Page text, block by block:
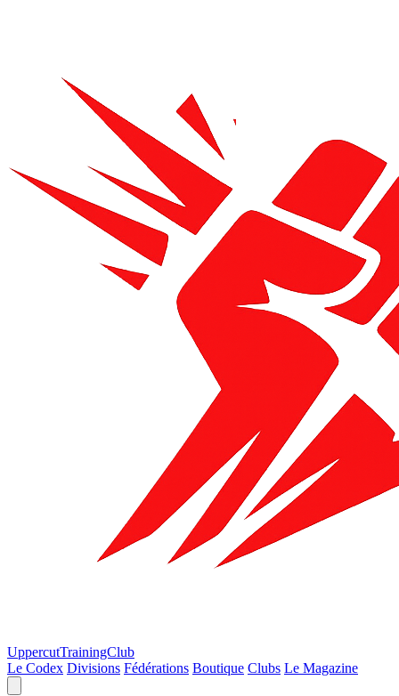
UppercutTrainingClub
Le Codex Divisions Fédérations Boutique Clubs Le Magazine